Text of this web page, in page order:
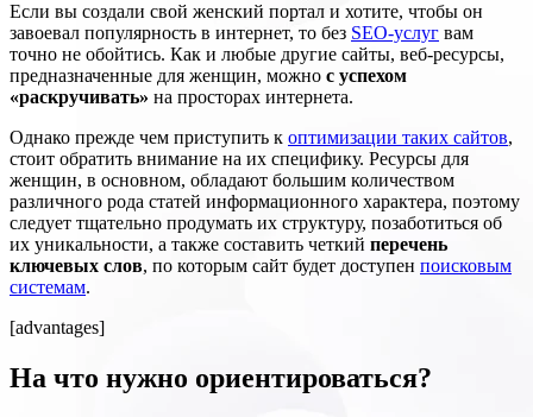
Если вы создали свой женский портал и хотите, чтобы он
завоевал популярность в интернет, то без SEO-услуг вам
точно не обойтись. Как и любые другие сайты, веб-ресурсы,
предназначенные для женщин, можно с успехом
«раскручивать» на просторах интернета.
Однако прежде чем приступить к оптимизации таких сайтов,
стоит обратить внимание на их специфику. Ресурсы для
женщин, в основном, обладают большим количеством
различного рода статей информационного характера, поэтому
следует тщательно продумать их структуру, позаботиться об
их уникальности, а также составить четкий перечень
ключевых слов, по которым сайт будет доступен поисковым
системам.
[advantages]
На что нужно ориентироваться?